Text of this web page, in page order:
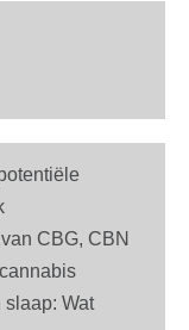
CBG, CBN
slaap: Wat